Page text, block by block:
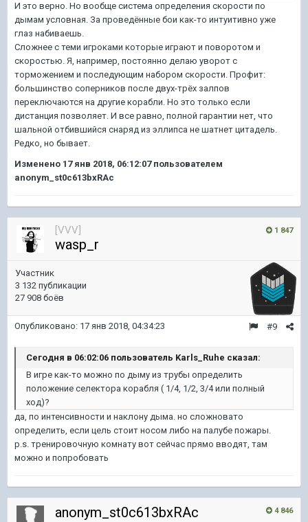
И это верно. Но вообще система определения скорости по
дымам условная. За проведённые бои как-то интуитивно уже
глаз набиваешь.
Сложнее с теми игроками которые играют и поворотом и
скоростью. Я, например, постоянно делаю уворот с
торможением и последующим набором скорости. Профит:
большинство соперников после двух-трёх залпов
переключаются на другие корабли. Но это только если
дистанция позволяет. И все равно, полной гарантии нет, что
шальной отбившийся снаряд из эллипса не шатнет цитадель.
Редко, но бывает.
Изменено 17 янв 2018, 06:12:07пользователем
anonym_st0c613bxRAc
1 847
[VVV]
wasp_r
Участник
3 132 публикации
27 908 боёв
#9
Опубликовано: 17 янв 2018, 04:34:23
Сегодня в 06:02:06 пользователь Karls_Ruhe сказал:
В игре как-то можно по дыму из трубы определить
положение селектора корабля ( 1/4, 1/2, 3/4 или полный
ход)?
да, по интенсивности и наклону дыма. но сложновато
определить, если цель стоит носом либо на палубе пожары.
p.s. тренировочную комнату вот сейчас прямо вводят, там
можно и попробовать
4 846
anonym_st0c613bxRAc